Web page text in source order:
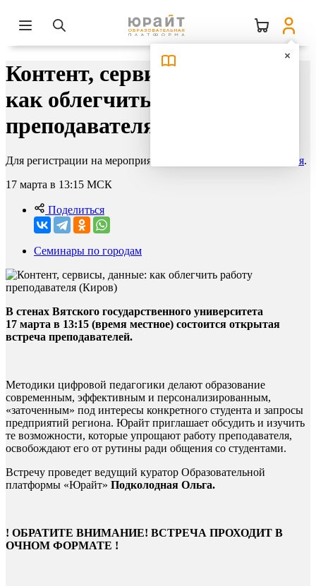
Контент, сервисы, данные:
как облегчить работу
преподавателя (Киров)
Для регистрации на мероприятие необходимо авторизоваться.
17 марта в 13:15 МСК
Поделиться
Семинары по городам
В стенах Вятского государственного университета
17 марта в 13:15 (время местное) состоится открытая
встреча преподавателей.
Методики цифровой педагогики делают образование
современным, эффективным и персонализированным,
«заточенным» под интересы конкретного студента и запросы
предприятий региона. Юрайт приглашает обсудить и изучить
те возможности, которые упрощают работу преподавателя,
освобождают его от рутины ради общения со студентами.
Встречу проведет ведущий куратор Образовательной
платформы «Юрайт» Подколодная Ольга.
! ОБРАТИТЕ ВНИМАНИЕ! ВСТРЕЧА ПРОХОДИТ В
ОЧНОМ ФОРМАТЕ !